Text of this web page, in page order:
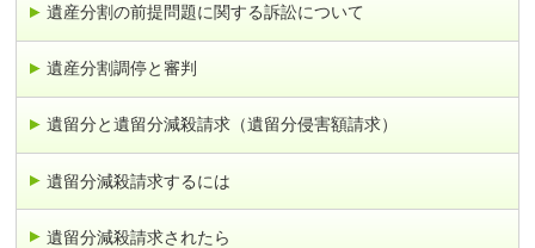
遺産分割の前提問題に関する訴訟について
遺産分割調停と審判
遺留分と遺留分減殺請求（遺留分侵害額請求）
遺留分減殺請求するには
遺留分減殺請求されたら